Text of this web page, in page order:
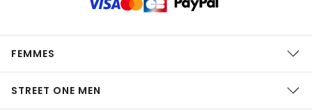
FEMMES
STREET ONE MEN